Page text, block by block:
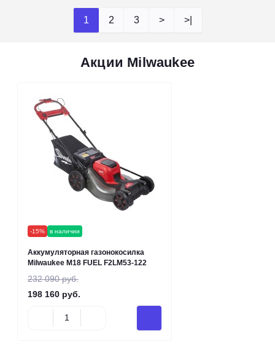
1 2 3 > >|
Акции Milwaukee
-15% в наличии
Аккумуляторная газонокосилка
Milwaukee M18 FUEL F2LM53-122
232 090 руб.
198 160 руб.